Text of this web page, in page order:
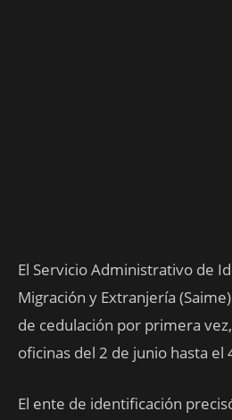
El Servicio Administrativo de
Migración y Extranjería
de cedulación por primera
oficinas del 2 de junio hasta el
El ente de identificación